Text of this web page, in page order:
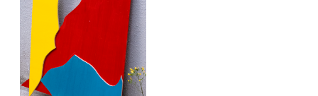
Hoodie
Outer
Sticker
小磯竜也 × NARUHESON;S
USABENI EXPRESS